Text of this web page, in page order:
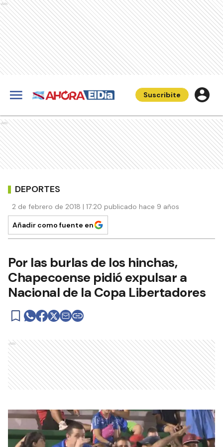
Ads
Suscribite
Ads
DEPORTES
2 de febrero de 2018 | 17:20 publicado hace 9 años
Añadir como fuente en
Por las burlas de los hinchas,
Chapecoense pidió expulsar a
Nacional de la Copa Libertadores
Ads